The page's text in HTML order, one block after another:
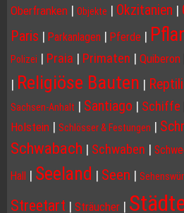
Oberfranken | Objekte | Okzitanien |
Paris | Parkanlagen | Pferde |
Polizei | Praia | Primaten | Quiberon
| Religiöse Bauten |
Sachsen-Anhalt | Santiago | Schiffe
Holstein | Schlösser & Festungen |
Schwabach | Schwaben |
Hall
| Seeland | Seen |
Streetart | Sträucher |